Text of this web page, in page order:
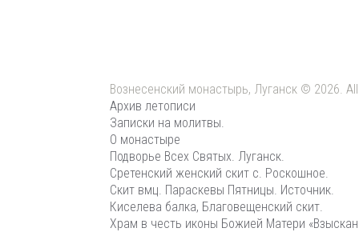
Вознесенский монастырь, Луганск © 2026.
Архив летописи
Записки на молитвы.
О монастыре
Подворье Всех Святых. Луганск.
Сретенский женский скит с. Роскошное.
Скит вмц. Параскевы Пятницы. Источник.
Киселева балка, Благовещенский скит.
Храм в честь иконы Божией Матери